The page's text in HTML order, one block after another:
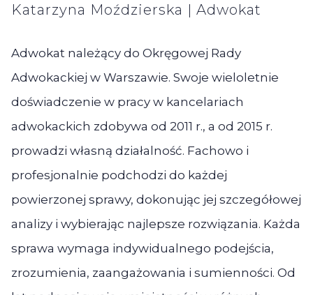
Katarzyna Moździerska | Adwokat
Adwokat należący do Okręgowej Rady
Adwokackiej w Warszawie. Swoje wieloletnie
doświadczenie w pracy w kancelariach
adwokackich zdobywa od 2011 r., a od 2015 r.
prowadzi własną działalność. Fachowo i
profesjonalnie podchodzi do każdej
powierzonej sprawy, dokonując jej szczegółowej
analizy i wybierając najlepsze rozwiązania. Każda
sprawa wymaga indywidualnego podejścia,
zrozumienia, zaangażowania i sumienności. Od